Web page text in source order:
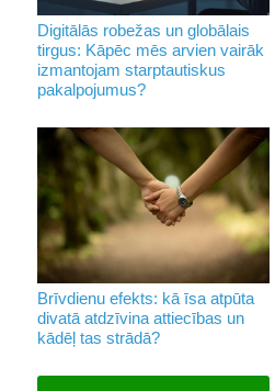
Digitālās robežas un globālais
tirgus: Kāpēc mēs arvien vairāk
izmantojam starptautiskus
pakalpojumus?
Brīvdienu efekts: kā īsa atpūta
divatā atdzīvina attiecības un
kādēļ tas strādā?